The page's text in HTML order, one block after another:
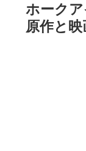
ホーク
原作と